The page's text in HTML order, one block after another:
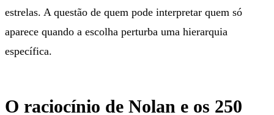
estrelas. A questão de quem pode interpretar quem só
aparece quando a escolha perturba uma hierarquia
específica.
O raciocínio de Nolan e os 250